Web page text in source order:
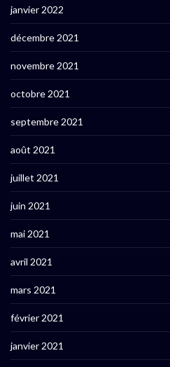
janvier 2022
décembre 2021
novembre 2021
octobre 2021
septembre 2021
août 2021
juillet 2021
juin 2021
mai 2021
avril 2021
mars 2021
février 2021
janvier 2021